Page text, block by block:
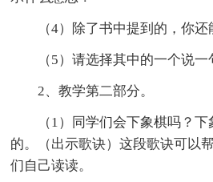
（4）除了书中提到的，你
（5）请选择其中的一个说一
2、教学第二部分。
（1）同学们会下象棋吗？
的。（出示歌诀）这段歌诀可以
们自己读读。